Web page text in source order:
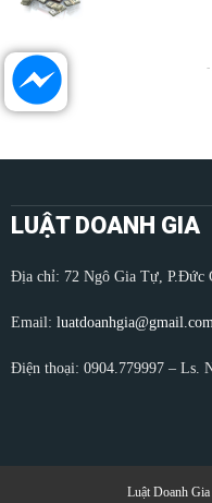
-
LUẬT DOANH GIA
Địa chỉ: 72 Ngô Gia Tự, P.Đức
Email:
Điện thoại: 0904.779997 – Ls.
Luật Doanh Gia